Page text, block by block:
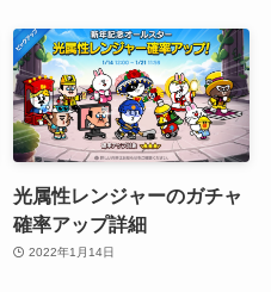
光属性レンジャーのガチャ
確率アップ詳細
2022年1月14日